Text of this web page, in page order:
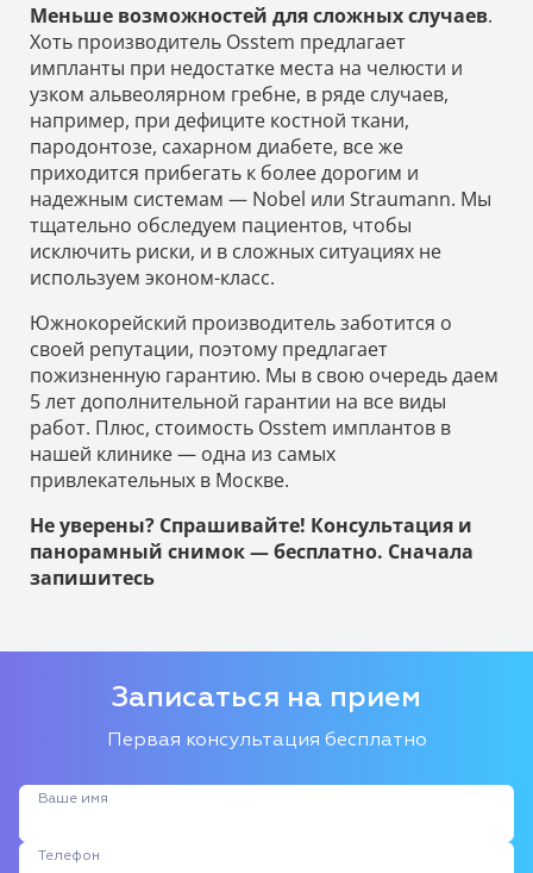
Меньше возможностей для сложных случаев.
Хоть производитель Osstem предлагает
импланты при недостатке места на челюсти и
узком альвеолярном гребне, в ряде случаев,
например, при дефиците костной ткани,
пародонтозе, сахарном диабете, все же
приходится прибегать к более дорогим и
надежным системам — Nobel или Straumann. Мы
тщательно обследуем пациентов, чтобы
исключить риски, и в сложных ситуациях не
используем эконом-класс.
Южнокорейский производитель заботится о
своей репутации, поэтому предлагает
пожизненную гарантию. Мы в свою очередь даем
5 лет дополнительной гарантии на все виды
работ. Плюс, стоимость Osstem имплантов в
нашей клинике — одна из самых
привлекательных в Москве.
Не уверены? Спрашивайте! Консультация и
панорамный снимок — бесплатно. Сначала
запишитесь
Записаться на прием
Первая консультация бесплатно
Ваше имя
Телефон